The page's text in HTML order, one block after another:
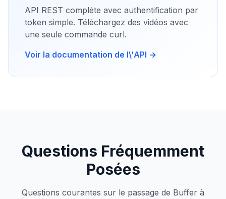
API REST complète avec authentification par
token simple. Téléchargez des vidéos avec
une seule commande curl.
Voir la documentation de l\'API →
Questions Fréquemment
Posées
Questions courantes sur le passage de Buffer à